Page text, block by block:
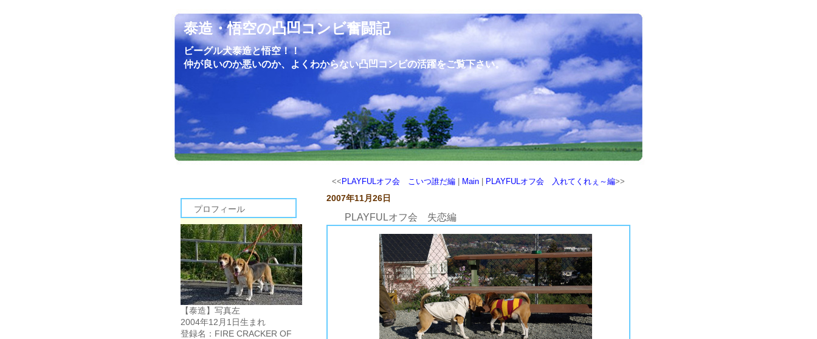
泰造・悟空の凸凹コンビ奮闘記
ビーグル犬泰造と悟空！！
仲が良いのか悪いのか、よくわからない凸凹コンビの活躍をご覧下さい。
プロフィール
【泰造】写真左
2004年12月1日生まれ
登録名：FIRE CRACKER OF
<< PLAYFULオフ会 こいつ誰だ編 Main PLAYFULオフ会 入れてくれぇ～編>>
2007年11月26日
PLAYFULオフ会 失恋編